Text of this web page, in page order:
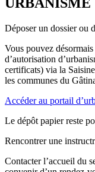
URBANISME
Déposer un dossier ou
Vous pouvez
d’autorisation
certificats) via la
les communes du
Accéder au portail
Le dépôt papier reste
Rencontrer une
Contacter l’accueil du